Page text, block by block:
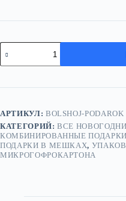
Количество
товара
Большой
АРТИКУЛ: BOLSHOJ-PODAROK
КАТЕГОРИЙ:ВСЕ
КОМБИНИРОВАННЫЕ ПОДАРКИ
ПОДАРКИ В МЕШКАХ,
МИКРОГОФРОКАРТОНА